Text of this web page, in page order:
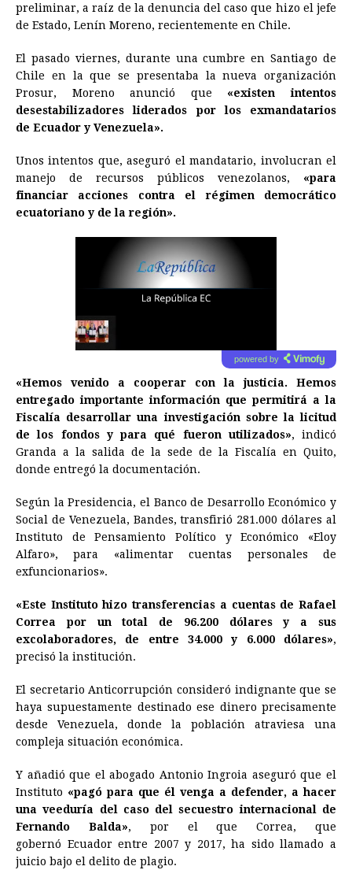
preliminar, a raíz de la denuncia del caso que hizo el jefe
de Estado, Lenín Moreno, recientemente en Chile.
El pasado viernes, durante una cumbre en Santiago de
Chile en la que se presentaba la nueva organización
Prosur, Moreno anunció que «existen intentos
desestabilizadores liderados por los exmandatarios
de Ecuador y Venezuela».
Unos intentos que, aseguró el mandatario, involucran el
manejo de recursos públicos venezolanos, «para
financiar acciones contra el régimen democrático
ecuatoriano y de la región».
Lea el artículo
powered by
«Hemos venido a cooperar con la justicia. Hemos
entregado importante información que permitirá a la
Fiscalía desarrollar una investigación sobre la licitud
de los fondos y para qué fueron utilizados», indicó
Granda a la salida de la sede de la Fiscalía en Quito,
donde entregó la documentación.
Según la Presidencia, el Banco de Desarrollo Económico y
Social de Venezuela, Bandes, transfirió 281.000 dólares al
Instituto de Pensamiento Político y Económico «Eloy
Alfaro», para «alimentar cuentas personales de
exfuncionarios».
«Este Instituto hizo transferencias a cuentas de Rafael
Correa por un total de 96.200 dólares y a sus
excolaboradores, de entre 34.000 y 6.000 dólares»,
precisó la institución.
El secretario Anticorrupción consideró indignante que se
haya supuestamente destinado ese dinero precisamente
desde Venezuela, donde la población atraviesa una
compleja situación económica.
Y añadió que el abogado Antonio Ingroia aseguró que el
Instituto «pagó para que él venga a defender, a hacer
una veeduría del caso del secuestro internacional de
Fernando Balda», por el que Correa, que
gobernó Ecuadorentre 2007 y 2017, ha sido llamado a
juicio bajo el delito de plagio.